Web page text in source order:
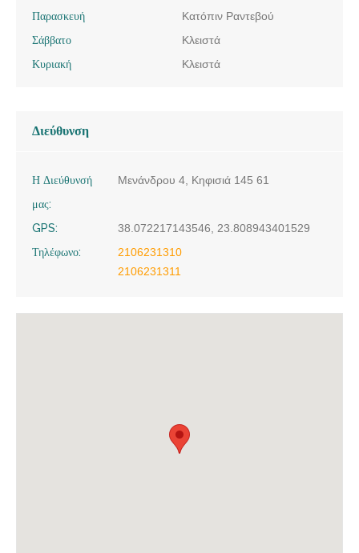
Παρασκευή
Κατόπιν Ραντεβού
Σάββατο
Κλειστά
Κυριακή
Κλειστά
Διεύθυνση
Η Διεύθυνσή
μας:
Μενάνδρου 4, Κηφισιά 145 61
GPS:
38.072217143546, 23.808943401529
Τηλέφωνο:
2106231310
2106231311